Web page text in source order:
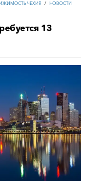
ЧЕХИЯ / НОВОСТИ
13